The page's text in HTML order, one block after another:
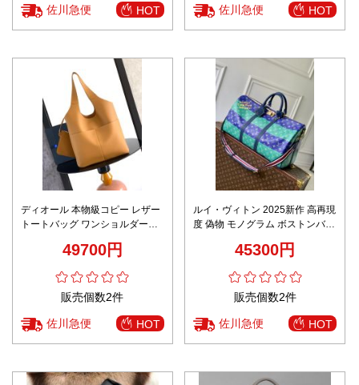
佐川急便 HOT 佐川急便 HOT
ディオール 本物級コピー レザー
トートバッグ ワンショルダー仕
49700円
販売個数2件
佐川急便 HOT
ルイ・ヴィトン 2025新作 高再現
度 偽物 モノグラム ボストンバッ
45300円
販売個数2件
佐川急便 HOT